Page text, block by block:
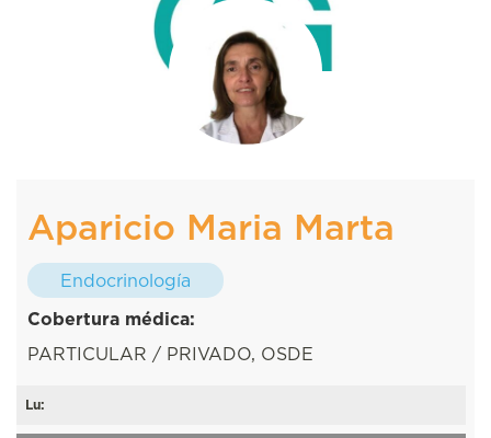
Aparicio Maria Marta
Endocrinología
Cobertura médica:
PARTICULAR / PRIVADO, OSDE
Lu: